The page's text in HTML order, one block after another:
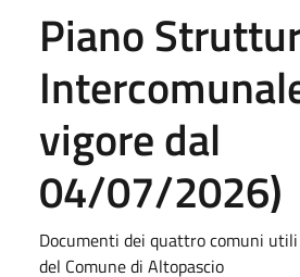
Piano
vigore dal
04/07/2026)
Documenti dei quattro comuni
del Comune di Altopascio